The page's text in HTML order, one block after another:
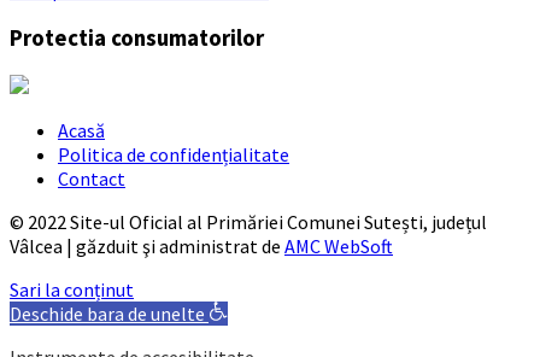
Protectia consumatorilor
Acasă
Politica de confidențialitate
Contact
© 2022 Site-ul Oficial al Primăriei Comunei Sutești, județul
Vâlcea | găzduit şi administrat de AMC WebSoft
Sari la conținut
Deschide bara de unelte